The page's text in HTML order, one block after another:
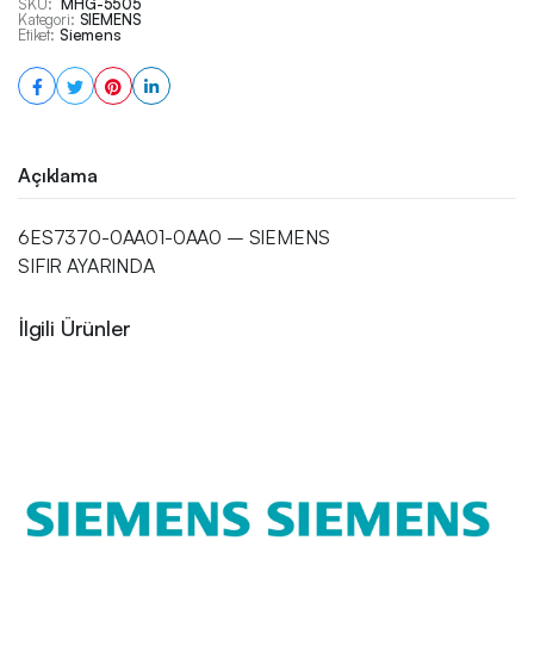
SKU: MHG-5505
Kategori: SIEMENS
Etiket: Siemens
Açıklama
6ES7370-0AA01-0AA0 – SIEMENS
SIFIR AYARINDA
İlgili Ürünler